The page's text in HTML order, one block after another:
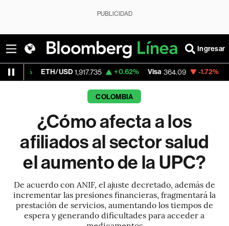
PUBLICIDAD
Ingresar
ETH/USD 1,917.735 +0.62% Visa 364.09 -1.72%
COLOMBIA
¿Cómo afecta a los
afiliados al sector salud
el aumento de la UPC?
De acuerdo con ANIF, el ajuste decretado, además de
incrementar las presiones financieras, fragmentará la
prestación de servicios, aumentando los tiempos de
espera y generando dificultades para acceder a